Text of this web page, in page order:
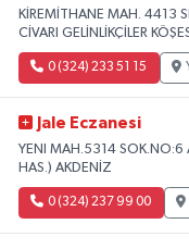
KİREMİTHANE MAH. 4413
CİVARI GELİNLİKÇİLER
0 (324) 233 51 15
Jale Eczanesi
YENI MAH.5314 SOK.NO:6
HAS.) AKDENİZ
0 (324) 237 99 00